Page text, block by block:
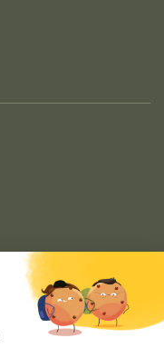
Instagram